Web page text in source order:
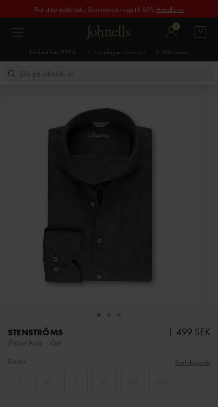
Fler stilar adderade. Sommarrea - upp till 60% Handla nu
1
Fri frakt från 999 kr 1-3 vardagars leverans 5-10% bonus
STENSTRÖMS
Fitted body - Grå
1 499 SEK
Storlek Storleksguide